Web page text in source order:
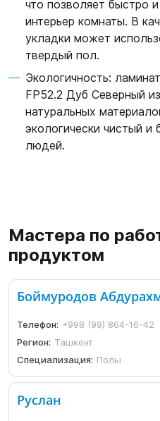
что позволяет быстро
интерьер комнаты. В
укладки может
твердый пол.
Экологичность:
FP52.2 Дуб Северный
натуральных
экологически чистый и
людей.
Мастера по
продуктом
Боймуродов
Телефон: +998 (99) 864-16-42
Регион: Ташкент
Специализация: Полы
Руслан